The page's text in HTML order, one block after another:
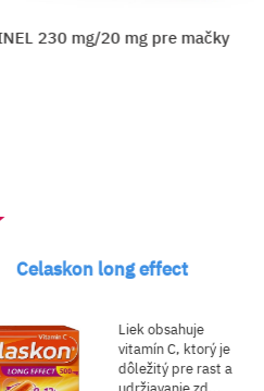
230 mg/20 mg pre mačky
Celaskon long effect
Liek obsahuje
vitamín C, ktorý je
dôležitý pre rast a